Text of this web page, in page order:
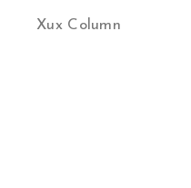
Xux Column